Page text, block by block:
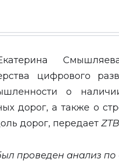
цифрового
о
дорог, а также о
дорог, передает
проведен анализ